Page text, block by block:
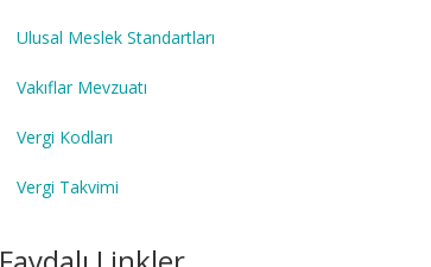
Ulusal Meslek Standartları
Vakıflar Mevzuatı
Vergi Kodları
Vergi Takvimi